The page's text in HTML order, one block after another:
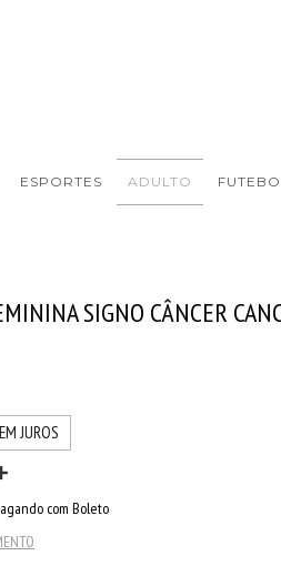
ESPORTES ADULTO
SIGNO CÂNCER
JUROS
com Boleto